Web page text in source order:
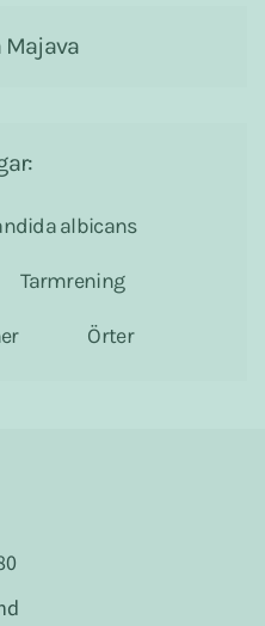
Majava
albicans
Tarmrening
Örter